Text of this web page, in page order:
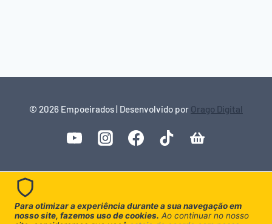
© 2026 Empoeirados | Desenvolvido por Orago Digital
Para otimizar a experiência durante a sua navegação em
nosso site, fazemos uso de cookies. Ao continuar no nosso